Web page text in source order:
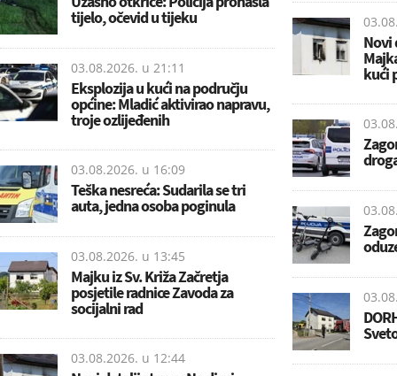
tijelo, očevid u tijeku
03.08.2026. u 21:11
Eksplozija u kući na području
općine: Mladić aktivirao napravu,
troje ozlijeđenih
03.08.2026. u 16:09
Teška nesreća: Sudarila se tri
auta, jedna osoba poginula
03.08.2026. u 13:45
Majku iz Sv. Križa Začretja
posjetile radnice Zavoda za
socijalni rad
03.08.2026. u 12:44
Novi
kući